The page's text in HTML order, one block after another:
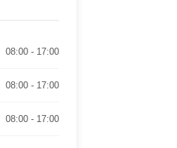
08:00 - 17:00
08:00 - 17:00
08:00 - 17:00